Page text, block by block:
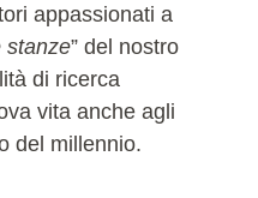
appassionati a
stanze” del nostro
di ricerca
vita anche agli
del millennio.